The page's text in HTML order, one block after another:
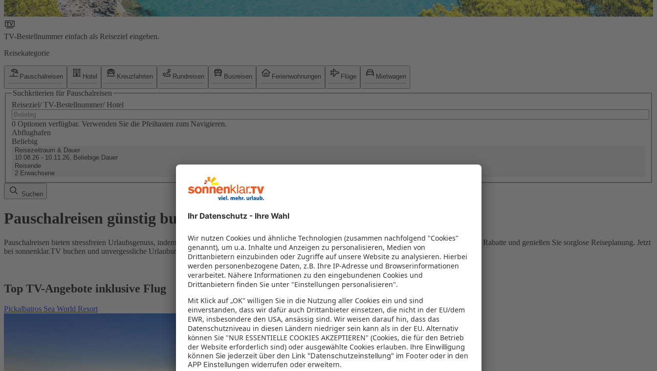
TV-Bestellnummer einfach als Reiseziel eingeben.
Reisekategorie
Pauschalreisen Hotel Kreuzfahrten Rundreisen Busreisen Ferienwohnungen Flüge Mietwagen
Suchkriterien für Pauschalreisen
Reiseziel/ TV-Bestellnummer/ Hotel
0 Optionen verfügbar. Verwenden Sie die Pfeiltasten zum Navigieren.
Abflughafen
Beliebig
Reisezeitraum & Dauer
10.08.26 - 10.11.26, Beliebige Dauer
Reisende
2 Erwachsene
Suchen
Pauschalreisen günstig buchen
Pauschalreisen bieten stressfreien Urlaubsgenuss, indem Flug und Hotel in einem Paket kombiniert werden – das spart Zeit und Geld. Nutzen Sie attraktive Rabatte und genießen Sie sorglose Reiseplanung. Jetzt
bei sonnenklar.TV buchen und unvergessliche Urlaubsmomente erleben!
Top TV-Angebote inklusive Flug
Pickalbatros Sea World Resort